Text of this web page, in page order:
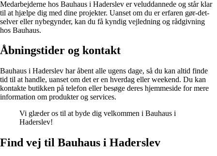
Medarbejderne hos Bauhaus i Haderslev er veluddannede og står klar
til at hjælpe dig med dine projekter. Uanset om du er erfaren gør-det-
selver eller nybegynder, kan du få kyndig vejledning og rådgivning
hos Bauhaus.
Åbningstider og kontakt
Bauhaus i Haderslev har åbent alle ugens dage, så du kan altid finde
tid til at handle, uanset om det er en hverdag eller weekend. Du kan
kontakte butikken på telefon eller besøge deres hjemmeside for mere
information om produkter og services.
Vi glæder os til at byde dig velkommen i Bauhaus i
Haderslev!
Find vej til Bauhaus i Haderslev